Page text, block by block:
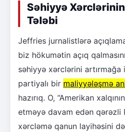
Səhiyyə Xərclərinin
Tələbi
Jeffries jurnalistlərə
biz hökumətin açıq
səhiyyə xərclərini
partiyalı bir maliyyələşmə
hazırıq. O, “Amerikan
etməyə davam edən qərəzli
xərcləmə qanun layihəsini